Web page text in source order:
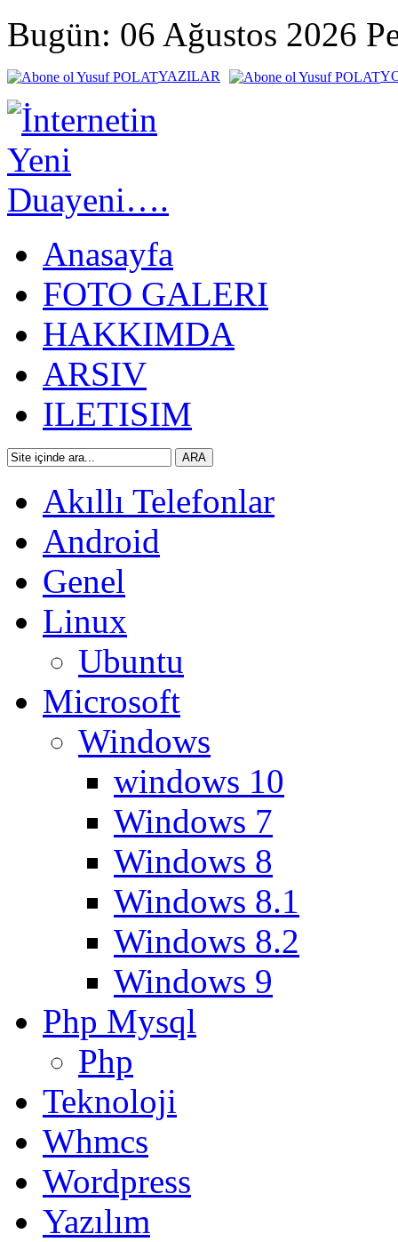
Bugün: 06 Ağustos 2026
YAZILAR
Anasayfa
FOTO GALERI
HAKKIMDA
ARSIV
ILETISIM
Akıllı Telefonlar
Android
Genel
Linux
Ubuntu
Microsoft
Windows
windows 10
Windows 7
Windows 8
Windows 8.1
Windows 8.2
Windows 9
Php Mysql
Php
Teknoloji
Whmcs
Wordpress
Yazılım